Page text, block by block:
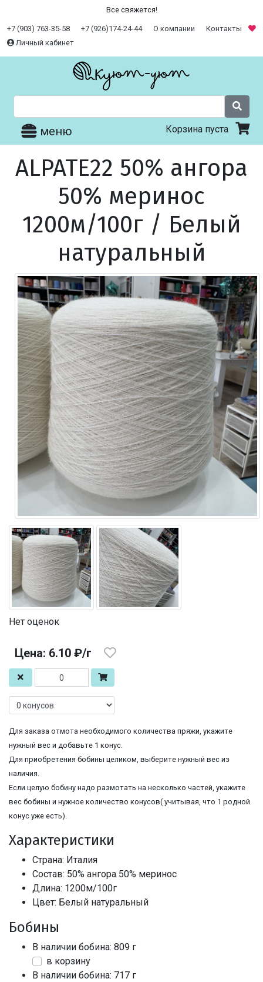
Все свяжется!
+7 (903) 763-35-58 +7 (926)174-24-44 О компании
Контакты
Личный кабинет
меню Корзина пуста
ALPATE22 50% ангора
50% меринос
1200м/100г / Белый
натуральный
Нет оценок
Цена: 6.10 ₽/г
Для заказа отмота необходимого количества пряжи, укажите
нужный вес и добавьте 1 конус.
Для приобретения бобины целиком, выберите нужный вес из
наличия.
Если целую бобину надо размотать на несколько частей, укажите
вес бобины и нужное количество конусов( учитывая, что 1 родной
конус уже есть).
Характеристики
Страна: Италия
Состав: 50% ангора 50% меринос
Длина: 1200м/100г
Цвет: Белый натуральный
Бобины
В наличии бобина: 809 г
в корзину
В наличии бобина: 717 г